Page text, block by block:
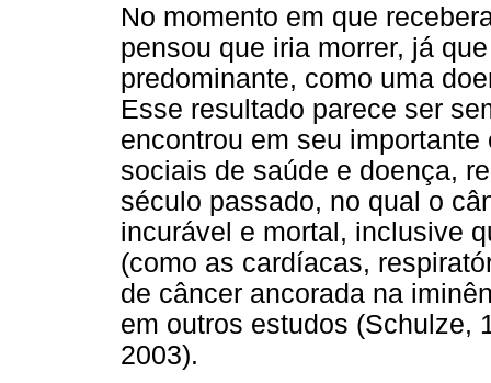
No momento em que
pensou que iria morrer, já
predominante, como uma
Esse resultado parece ser
encontrou em seu
sociais de saúde e doença,
século passado, no qual o
incurável e mortal, inclusive
(como as cardíacas,
de câncer ancorada na
em outros estudos (Schulze,
2003).